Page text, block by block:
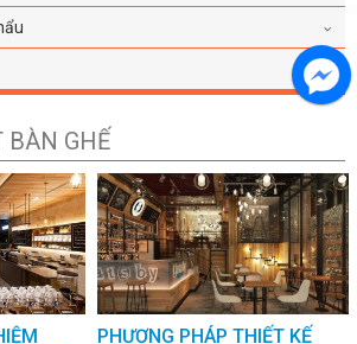
BÀN GHẾ
PHƯƠNG PHÁP THIẾT KẾ